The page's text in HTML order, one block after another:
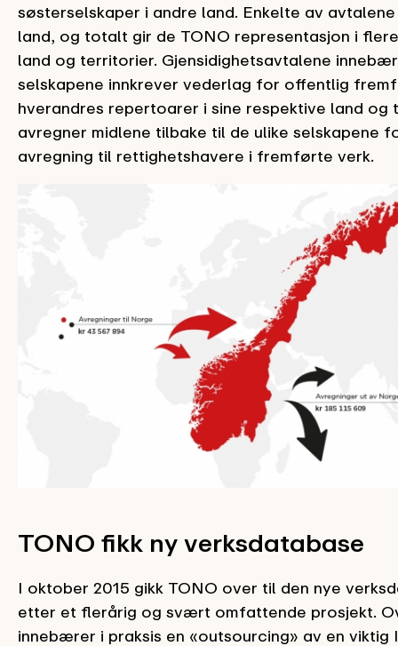
søsterselskaper i andre land. Enkelte av
land, og totalt gir de TONO representasjon i
land og territorier. Gjensidighetsavtalene
selskapene innkrever vederlag for offentlig
hverandres repertoarer i sine respektive land og
avregner midlene tilbake til de ulike selskapene
avregning til rettighetshavere i fremførte verk.
TONO fikk ny verksdatabase
I oktober 2015 gikk TONO over til den nye
etter et flerårig og svært omfattende prosjekt.
innebærer i praksis en «outsourcing» av en viktig